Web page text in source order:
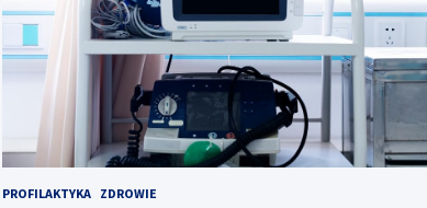
PROFILAKTYKA ZDROWIE